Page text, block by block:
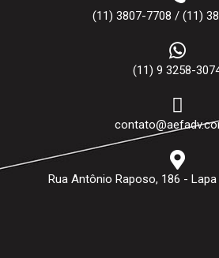
(11) 3807-7708 / (11)
(11) 9 3258-
Rua Antônio Raposo, 186 -